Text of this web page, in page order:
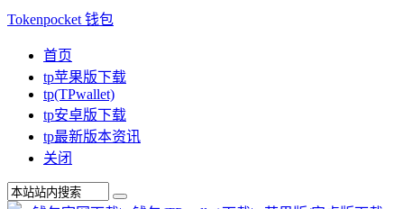
Tokenpocket 钱包
首页
tp苹果版下载
tp(TPwallet)
tp安卓版下载
tp最新版本资讯
关闭